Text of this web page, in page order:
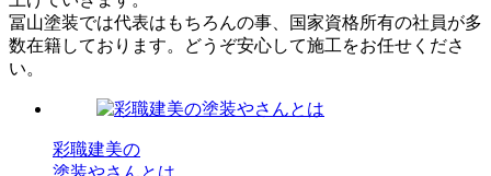
冨山塗装では代表はもちろんの事、国家資格所有の社員が多
数在籍しております。どうぞ安心して施工をお任せくださ
い。
彩職建美の
塗装やさんとは